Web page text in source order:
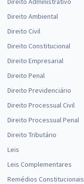
Direito Ambiental
Direito Civil
Direito Constitucional
Direito Empresarial
Direito Penal
Direito Previdenciário
Direito Processual Civil
Direito Processual Penal
Direito Tributário
Leis
Leis Complementares
Remédios Constitucionais